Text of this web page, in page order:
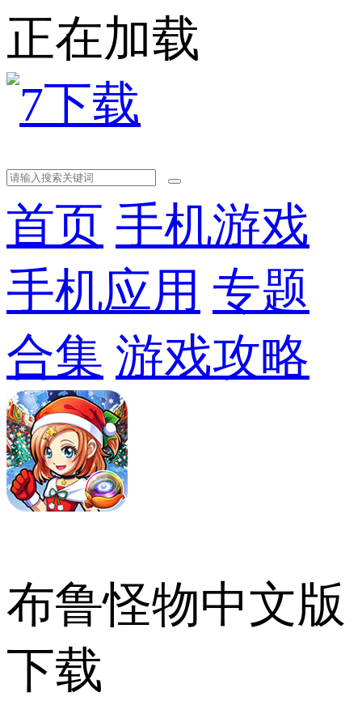
正在加载
首页 手机游戏
手机应用 专题
合集 游戏攻略
布鲁怪物中文版
下载